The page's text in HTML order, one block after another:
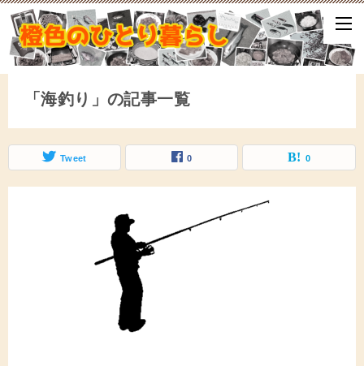
ひとり暮らしをしながら、気づいたことや、ふと思ったこと、試して
となどをアップしていきます。
「海釣り」の記事一覧
Tweet 0 0